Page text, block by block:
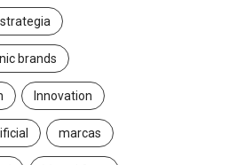
brands
Innovation
marcas